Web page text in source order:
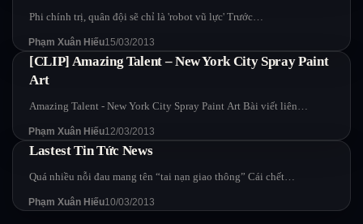
Phi chính trị, quân đội sẽ chỉ là 'robot vũ lực' Trước…
Phạm Xuân Hiếu15/03/2013
[CLIP] Amazing Talent – New York City Spray Paint
Art
Amazing Talent - New York City Spray Paint Art Bài viết liên…
Phạm Xuân Hiếu12/03/2013
Lastest Tin Tức News
Quá nhiều nỗi đau mang tên “tai nạn giao thông” Cái chết…
Phạm Xuân Hiếu10/03/2013